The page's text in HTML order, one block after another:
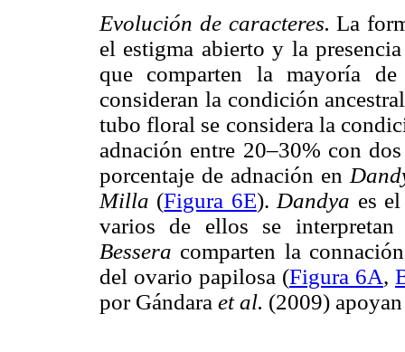
Evolución de caracteres.La
el estigma abierto y la
que comparten la mayoría
consideran la condición
tubo floral se considera la
adnación entre 20–30% con
porcentaje de adnación en
Milla (Figura 6E). Dandya es
varios de ellos se
Bessera comparten la
del ovario papilosa (Figura 6A,
por Gándara et al. (2009)